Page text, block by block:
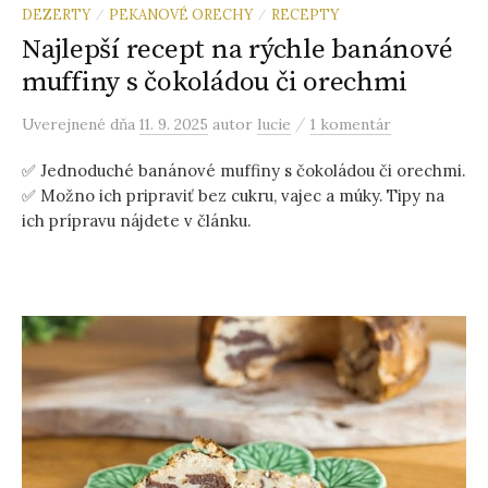
DEZERTY / PEKANOVÉ ORECHY / RECEPTY
Najlepší recept na rýchle banánové
muffiny s čokoládou či orechmi
Uverejnené dňa 11. 9. 2025 autor lucie / 1 komentár
✅ Jednoduché banánové muffiny s čokoládou či orechmi.
✅ Možno ich pripraviť bez cukru, vajec a múky. Tipy na
ich prípravu nájdete v článku.